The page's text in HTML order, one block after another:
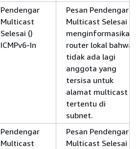
Pendengar
Multicast
Selesai ()
ICMPv6-In
Pesan Pendengar
Multicast Selesai
menginformasikan
router lokal bahwa
tidak ada lagi
anggota yang
tersisa untuk
alamat multicast
tertentu di
subnet.
Pendengar
Multicast
Pesan Pendengar
Multicast Selesai